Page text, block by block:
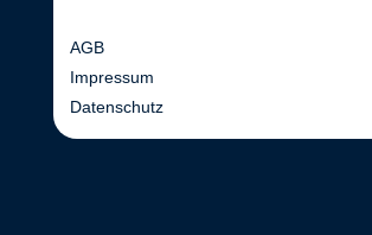
AGB
Impressum
Datenschutz